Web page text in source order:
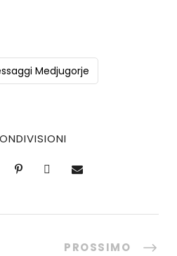
Medjugorje
PROSSIMO